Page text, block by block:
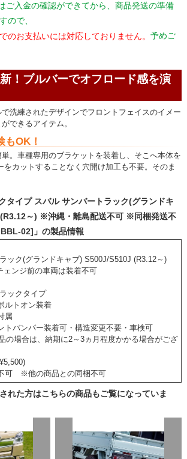
ご入金の確認ができてから、商品発送の準備
ので、
のお支払いには対応しておりません。 予めご
！ブルバーでオフロード感を演
洗練されたデザインでフロントフェイスのイメー
できるアイテム。
もOK！
。車種専用のブラケットを装着し、そこへ本体を
をカットすることなく穴開け加工も不要。そのま
タイプ スバル サンバートラック(グランドキ
～) ※沖縄・離島配送不可 ※同梱発送不
02]」の製品情報
ック(グランドキャブ) S500J/S510J (R3.12～)
ンジ前の車両は装着不可
ックタイプ
ルトオン装着
属
トバンパー装着可・構造変更不要・車検可
の場合は、納期に2～3ヵ月程度かかる場合がござ
可 ※他の商品との同梱不可
れた方はこちらの商品もご覧になっていま